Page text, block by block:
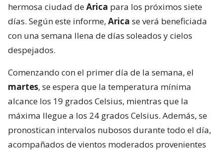
hermosa ciudad deArica para los próximos siete
días. Según este informe, Arica se verá beneficiada
con una semana llena de días soleados y cielos
despejados.
Comenzando con el primer día de la semana, el
martes, se espera que la temperatura mínima
alcance los 19 grados Celsius, mientras que la
máxima llegue a los 24 grados Celsius. Además, se
pronostican intervalos nubosos durante todo el día,
acompañados de vientos moderados provenientes